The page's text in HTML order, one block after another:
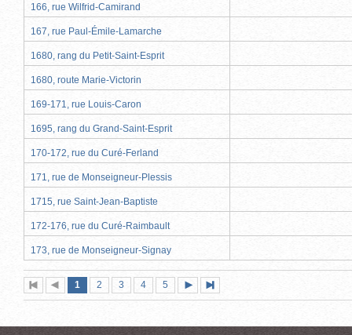
166, rue Wilfrid-Camirand
167, rue Paul-Émile-Lamarche
1680, rang du Petit-Saint-Esprit
1680, route Marie-Victorin
169-171, rue Louis-Caron
1695, rang du Grand-Saint-Esprit
170-172, rue du Curé-Ferland
171, rue de Monseigneur-Plessis
1715, rue Saint-Jean-Baptiste
172-176, rue du Curé-Raimbault
173, rue de Monseigneur-Signay
Première
page
Page
précédente
Page
1 (page
actuelle)
Page
2 Page
3 Page
4 Page
5
suivante
page